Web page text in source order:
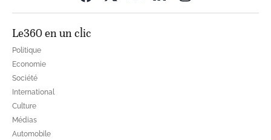
Le360 en un clic
Politique
Economie
Société
International
Culture
Médias
Automobile